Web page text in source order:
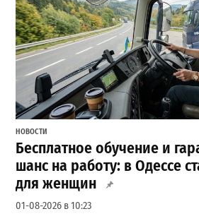
НОВОСТИ
Бесплатное обучение и
шанс на работу: в Одессе
для женщин
01-08-2026 в 10:23